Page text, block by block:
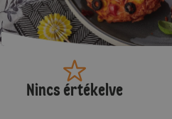
Nincs értékelve